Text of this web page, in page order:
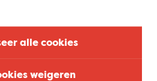
alle cookies
weigeren